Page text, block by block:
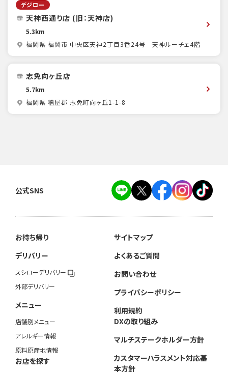
デジロー
天神西通り店 (旧：天神店)
5.3km
福岡県 福岡市 中央区天神2丁目3番24号 天神ルーチェ4階
志免向ヶ丘店
5.7km
福岡県 糟屋郡 志免町向ヶ丘1-1-8
公式SNS
お持ち帰り
デリバリー
スシローデリバリー
外部デリバリー
メニュー
店舗別メニュー
アレルギー情報
原料原産地情報
お店を探す
サイトマップ
よくあるご質問
お問い合わせ
プライバシーポリシー
利用規約
DXの取り組み
マルチステークホルダー方針
カスタマーハラスメント対応基
本方針